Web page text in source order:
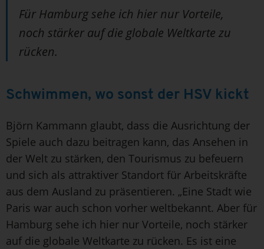
Für Hamburg sehe ich hier nur Vorteile,
noch stärker auf die globale Weltkarte zu
rücken.
Schwimmen, wo sonst der HSV kickt
Björn Kammann glaubt, dass die Ausrichtung der
Spiele auch dazu beitragen kann, das Ansehen in
der Welt zu stärken, den Tourismus zu befeuern
und sich als attraktiver Standort für Arbeitskräfte
aus dem Ausland zu präsentieren. „Eine Stadt wie
Paris war auch schon vorher weltbekannt. Aber für
Hamburg sehe ich hier nur Vorteile, noch stärker
auf die globale Weltkarte zu rücken. Es ist eine